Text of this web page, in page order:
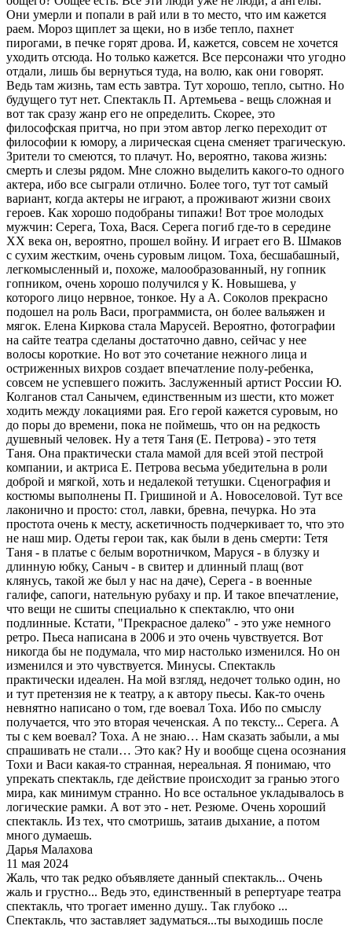
Они умерли и попали в рай или в то место, что им кажется
раем. Мороз щиплет за щеки, но в избе тепло, пахнет
пирогами, в печке горят дрова. И, кажется, совсем не хочется
уходить отсюда. Но только кажется. Все персонажи что угодно
отдали, лишь бы вернуться туда, на волю, как они говорят.
Ведь там жизнь, там есть завтра. Тут хорошо, тепло, сытно. Но
будущего тут нет. Спектакль П. Артемьева - вещь сложная и
вот так сразу жанр его не определить. Скорее, это
философская притча, но при этом автор легко переходит от
философии к юмору, а лирическая сцена сменяет трагическую.
Зрители то смеются, то плачут. Но, вероятно, такова жизнь:
смерть и слезы рядом. Мне сложно выделить какого-то одного
актера, ибо все сыграли отлично. Более того, тут тот самый
вариант, когда актеры не играют, а проживают жизни своих
героев. Как хорошо подобраны типажи! Вот трое молодых
мужчин: Серега, Тоха, Вася. Серега погиб где-то в середине
XX века он, вероятно, прошел войну. И играет его В. Шмаков
с сухим жестким, очень суровым лицом. Тоха, бесшабашный,
легкомысленный и, похоже, малообразованный, ну гопник
гопником, очень хорошо получился у К. Новышева, у
которого лицо нервное, тонкое. Ну а А. Соколов прекрасно
подошел на роль Васи, программиста, он более вальяжен и
мягок. Елена Киркова стала Марусей. Вероятно, фотографии
на сайте театра сделаны достаточно давно, сейчас у нее
волосы короткие. Но вот это сочетание нежного лица и
остриженных вихров создает впечатление полу-ребенка,
совсем не успевшего пожить. Заслуженный артист России Ю.
Колганов стал Санычем, единственным из шести, кто может
ходить между локациями рая. Его герой кажется суровым, но
до поры до времени, пока не поймешь, что он на редкость
душевный человек. Ну а тетя Таня (Е. Петрова) - это тетя
Таня. Она практически стала мамой для всей этой пестрой
компании, и актриса Е. Петрова весьма убедительна в роли
доброй и мягкой, хоть и недалекой тетушки. Сценография и
костюмы выполнены П. Гришиной и А. Новоселовой. Тут все
лаконично и просто: стол, лавки, бревна, печурка. Но эта
простота очень к месту, аскетичность подчеркивает то, что это
не наш мир. Одеты герои так, как были в день смерти: Тетя
Таня - в платье с белым воротничком, Маруся - в блузку и
длинную юбку, Саныч - в свитер и длинный плащ (вот
клянусь, такой же был у нас на даче), Серега - в военные
галифе, сапоги, нательную рубаху и пр. И такое впечатление,
что вещи не сшиты специально к спектаклю, что они
подлинные. Кстати, "Прекрасное далеко" - это уже немного
ретро. Пьеса написана в 2006 и это очень чувствуется. Вот
никогда бы не подумала, что мир настолько изменился. Но он
изменился и это чувствуется. Минусы. Спектакль
практически идеален. На мой взгляд, недочет только один, но
и тут претензия не к театру, а к автору пьесы. Как-то очень
невнятно написано о том, где воевал Тоха. Ибо по смыслу
получается, что это вторая чеченская. А по тексту... Серега. А
ты с кем воевал? Тоха. А не знаю… Нам сказать забыли, а мы
спрашивать не стали… Это как? Ну и вообще сцена осознания
Тохи и Васи какая-то странная, нереальная. Я понимаю, что
упрекать спектакль, где действие происходит за гранью этого
мира, как минимум странно. Но все остальное укладывалось в
логические рамки. А вот это - нет. Резюме. Очень хороший
спектакль. Из тех, что смотришь, затаив дыхание, а потом
много думаешь.
Дарья Малахова
11 мая 2024
Жаль, что так редко объявляете данный спектакль... Очень
жаль и грустно... Ведь это, единственный в репертуаре театра
спектакль, что трогает именно душу.. Так глубоко ...
Спектакль, что заставляет задуматься...ты выходишь после